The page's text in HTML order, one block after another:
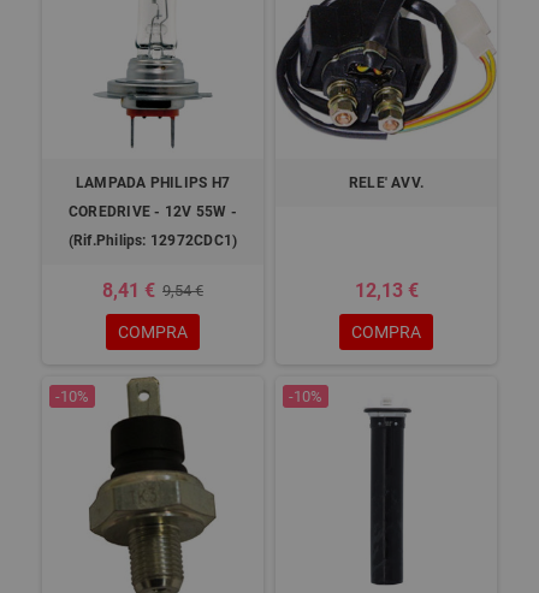
LAMPADA PHILIPS H7
COREDRIVE - 12V 55W -
(Rif.Philips: 12972CDC1)
8,41 € 9,54 €
COMPRA
RELE' AVV.
12,13 €
COMPRA
-10% -10%